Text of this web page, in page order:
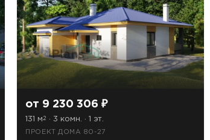
от 9 230 306 ₽
131 м2 · 3 комн. · 1 эт.
ПРОЕКТ ДОМА 80-27